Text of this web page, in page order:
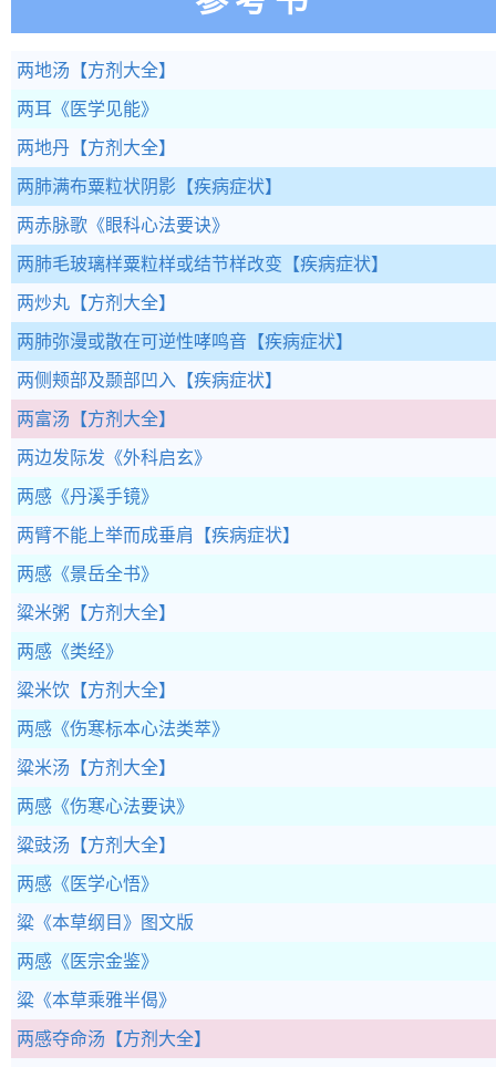
两地汤 【方剂大全】
两耳 《医学见能》
两地丹 【方剂大全】
两肺满布粟粒状阴影 【疾病症状】
两赤脉歌 《眼科心法要诀》
两肺毛玻璃样粟粒样或结节样改变 【疾病症状】
两炒丸 【方剂大全】
两肺弥漫或散在可逆性哮鸣音 【疾病症状】
两侧颊部及颞部凹入 【疾病症状】
两富汤 【方剂大全】
两边发际发 《外科启玄》
两感 《丹溪手镜》
两臂不能上举而成垂肩 【疾病症状】
两感 《景岳全书》
粱米粥 【方剂大全】
两感 《类经》
粱米饮 【方剂大全】
两感 《伤寒标本心法类萃》
粱米汤 【方剂大全】
两感 《伤寒心法要诀》
粱豉汤 【方剂大全】
两感 《医学心悟》
粱 《本草纲目》图文版
两感 《医宗金鉴》
粱 《本草乘雅半偈》
两感夺命汤 【方剂大全】